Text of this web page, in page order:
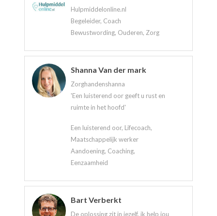
Hulpmiddelonline.nl
Begeleider, Coach
Bewustwording, Ouderen, Zorg
Shanna Van der mark
Zorghandenshanna
'Een luisterend oor geeft u rust en
ruimte in het hoofd'
Een luisterend oor, Lifecoach,
Maatschappelijk werker
Aandoening, Coaching,
Eenzaamheid
Bart Verberkt
De oplossing zit in jezelf, ik help jou